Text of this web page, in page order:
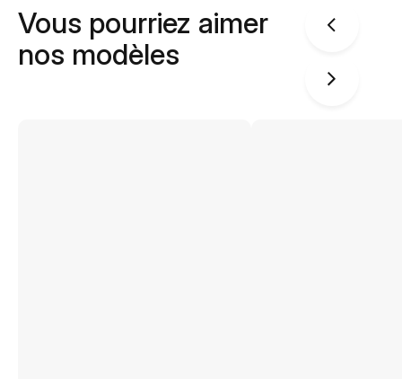
Vous pourriez aimer
nos modèles